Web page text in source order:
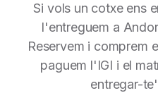
Si vols un cotxe ens
l'entreguem a
Reservem i comprem
paguem l'IGI i el
entregar-